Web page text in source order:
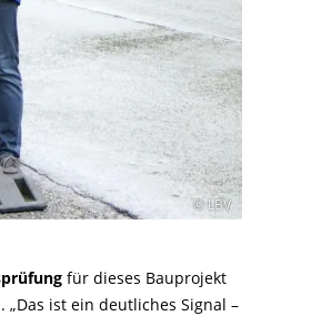
© LBV
für dieses Bauprojekt
ist ein deutliches Signal –